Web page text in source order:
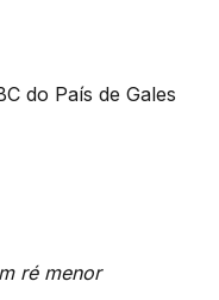
do País de Gales
ré menor